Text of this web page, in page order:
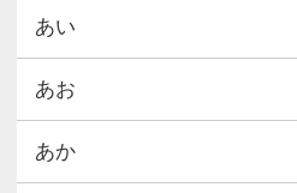
あい
あお
あか